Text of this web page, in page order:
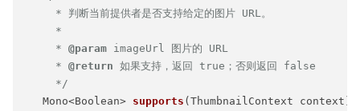
     * 判断当前提供者是否支持给定的图片 URL。
     *
     *
@param imageUrl 图片的 URL
     *
@return 如果支持，返回 true；否则返回 false
     */
   Mono<Boolean>
supports (ThumbnailContext context)